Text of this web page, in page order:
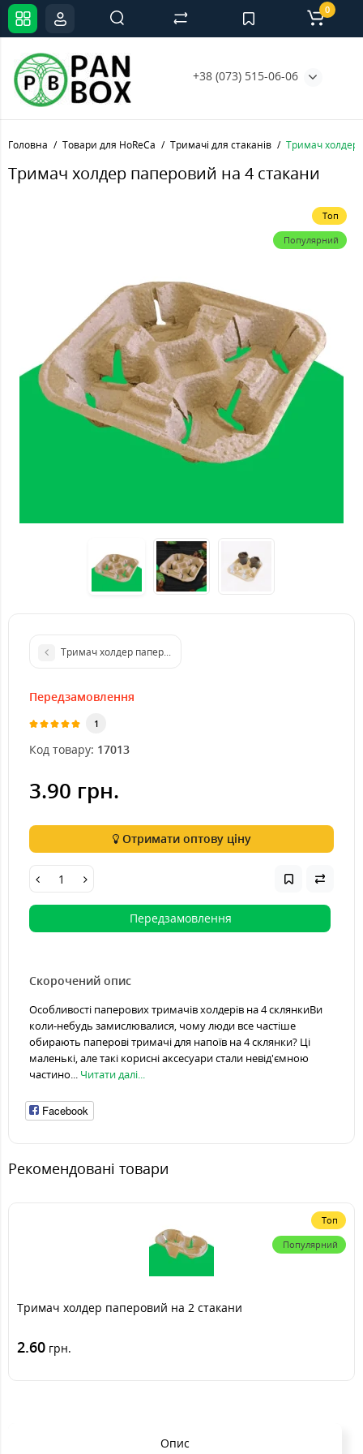
+38 (073) 515-06-06
0
Головна Товари для HoReCa Тримачі для стаканів Тримач холдер
Тримач холдер паперовий на 4 стакани
Топ
Популярний
Тримач холдер паперовий на 2 стакани
Передзамовлення
1
Код товару: 17013
3.90 грн.
Отримати оптову ціну
Передзамовлення
Скорочений опис
Особливості паперових тримачів холдерів на 4 склянкиВи
коли-небудь замислювалися, чому люди все частіше
обирають паперові тримачі для напоїв на 4 склянки? Ці
маленькі, але такі корисні аксесуари стали невід'ємною
частино... Читати далі...
Facebook
Рекомендовані товари
Топ
Популярний
Тримач холдер паперовий на 2 стакани
2.60 грн.
Опис